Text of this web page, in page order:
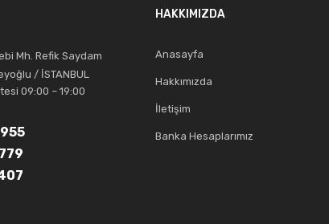
Mh. Refik Saydam
/ İSTANBUL
09:00 – 19:00
HAKKIMIZDA
Anasayfa
Hakkımızda
İletişim
Banka Hesaplarımız